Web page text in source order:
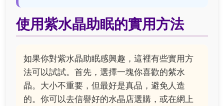
使用紫水晶助眠的實用方法
如果你對紫水晶助眠感興趣，這裡有些實用方
法可以試試。首先，選擇一塊你喜歡的紫水
晶。大小不重要，但最好是真品，避免人造
的。你可以去信譽好的水晶店選購，或在網上